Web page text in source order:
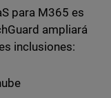
para M365 es
ampliará
inclusiones: